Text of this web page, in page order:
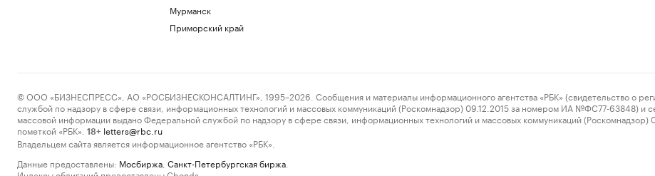
Мурманск
Приморский край
© ООО «БИЗНЕСПРЕСС», АО «РОСБИЗНЕСКОНСАЛТИНГ», 1995–2026. Сообщения и материалы информационного агентства «РБК» (свидетельство о
службой по надзору в сфере связи, информационных технологий и массовых коммуникаций (Роскомнадзор) 09.12.2015 за номером ИА №ФС77-63848) и
массовой информации выдано Федеральной службой по надзору в сфере связи, информационных технологий и массовых коммуникаций
пометкой «РБК».
18+ letters@rbc.ru
Владельцем сайта является информационное агентство «РБК».
Данные предоставлены: Мосбиржа Санкт-Петербургская биржа